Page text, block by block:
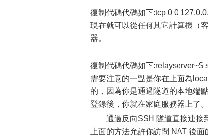
復制代碼代碼如下:tcp 0 0
現在就可以從任何其它計算機（
器。
復制代碼代碼如下:relayserver~$
需要注意的一點是你在上面為
的，因為你是通過隧道的本地端
登錄後，你就在家庭服務器上了。
通過反向SSH 隧道直接連接
上面的方法允許你訪問 NAT 後